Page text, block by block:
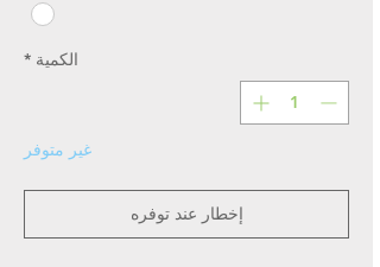
الكمية *
غير متوفر
إخطار عند توفره